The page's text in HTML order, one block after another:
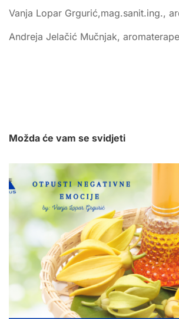
Vanja Lopar Grgurić,mag.sanit.ing.,
Andreja Jelačić Mučnjak,
Možda će vam se svidjeti